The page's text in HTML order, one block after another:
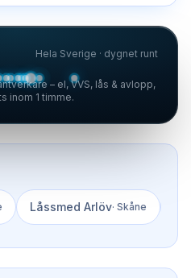
Hela Sverige · dygnet runt
– el, VVS, lås & avlopp,
inom 1 timme.
Låssmed Arlöv· Skåne